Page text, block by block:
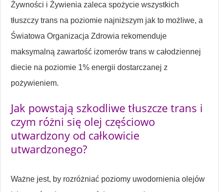
Żywności i Żywienia zaleca spożycie wszystkich
tłuszczy trans na poziomie najniższym jak to możliwe, a
Światowa Organizacja Zdrowia rekomenduje
maksymalną zawartość izomerów trans w całodziennej
diecie na poziomie 1% energii dostarczanej z
pożywieniem.
Jak powstają szkodliwe tłuszcze trans i
czym różni się olej częściowo
utwardzony od całkowicie
utwardzonego?
Ważne jest, by rozróżniać poziomy uwodornienia olejów